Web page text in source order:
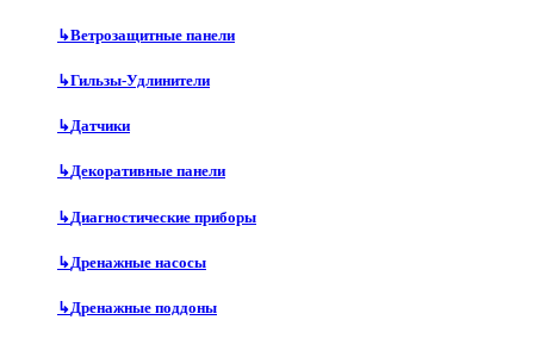
↳Ветрозащитные панели
↳Гильзы-Удлинители
↳Датчики
↳Декоративные панели
↳Диагностические приборы
↳Дренажные насосы
↳Дренажные поддоны